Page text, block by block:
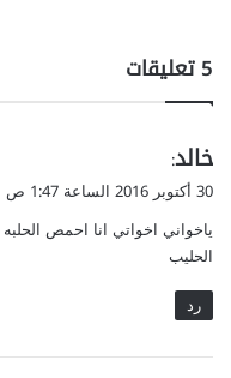
‫5 تعليقات
ي
ق
ل
خالد:
30 أكتوبر 2016 الساعة 1:47 ص
ياخواني اخواتي انا احمص
الحليب
رد